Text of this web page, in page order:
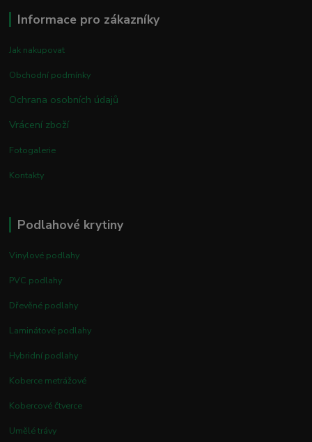
Informace pro zákazníky
Jak nakupovat
Obchodní podmínky
Ochrana osobních údajů
Vrácení zboží
Fotogalerie
Kontakty
Podlahové krytiny
Vinylové podlahy
PVC podlahy
Dřevěné podlahy
Laminátové podlahy
Hybridní podlahy
Koberce metrážové
Kobercové čtverce
Umělé trávy